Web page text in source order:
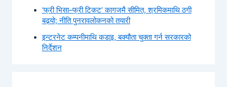
‘फ्री भिसा–फ्री टिकट’ कागजमै सीमित, श्रमिकमाथि ठगी
बढ्यो; नीति पुनरावलोकनको तयारी
इन्टरनेट कम्पनीमाथि कडाइ, बक्यौता चुक्ता गर्न सरकारको
निर्देशन